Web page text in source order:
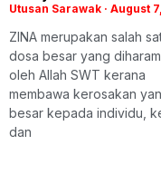
Utusan Sarawak August
ZINA merupakan salah
dosa besar yang
oleh Allah SWT kerana
membawa kerosakan
besar kepada individu,
dan